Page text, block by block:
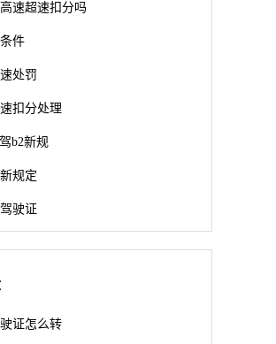
速超速扣分吗
件
处罚
扣分处理
b2新规
规定
驶证
证怎么转